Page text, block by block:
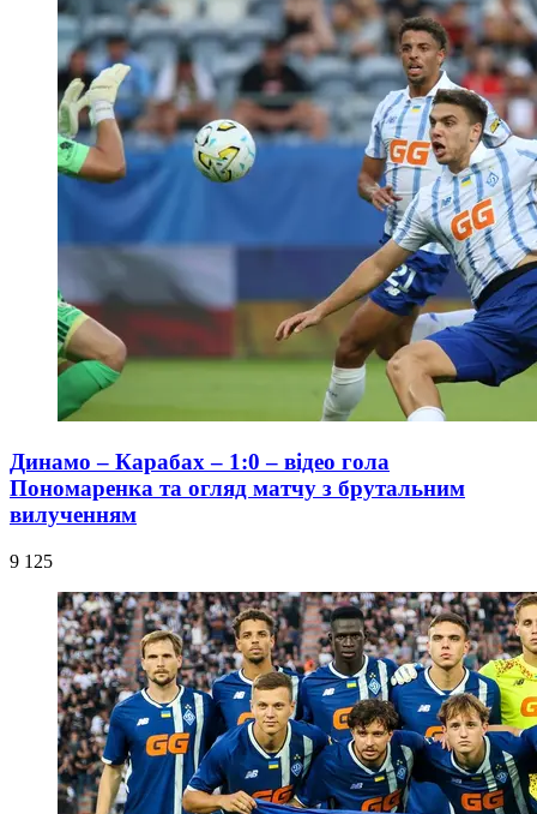
Динамо – Карабах – 1:0 – відео гола
Пономаренка та огляд матчу з брутальним
вилученням
9 125